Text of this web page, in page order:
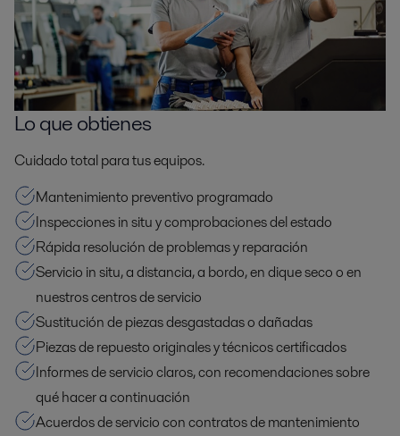
Lo que obtienes
Cuidado total para tus equipos.
Mantenimiento preventivo programado
Inspecciones in situ y comprobaciones del estado
Rápida resolución de problemas y reparación
Servicio in situ, a distancia, a bordo, en dique seco o en
nuestros centros de servicio
Sustitución de piezas desgastadas o dañadas
Piezas de repuesto originales y técnicos certificados
Informes de servicio claros, con recomendaciones sobre
qué hacer a continuación
Acuerdos de servicio con contratos de mantenimiento